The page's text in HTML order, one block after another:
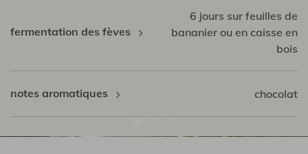
fermentation des fèves
6 jours sur feuilles de
bananier ou en caisse en
bois
notes aromatiques chocolat